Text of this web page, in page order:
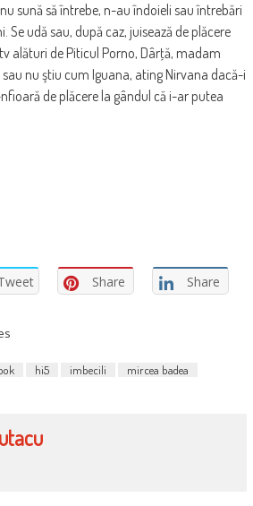
sună să întrebe, n-au îndoieli sau întrebări
Se udă sau, după caz, juisează de plăcere
alături de Piticul Porno, Dârţă, madam
nu ştiu cum Iguana, ating Nirvana dacă-i
de plăcere la gândul că i-ar putea
Share Share
hi5 imbecili
mircea badea